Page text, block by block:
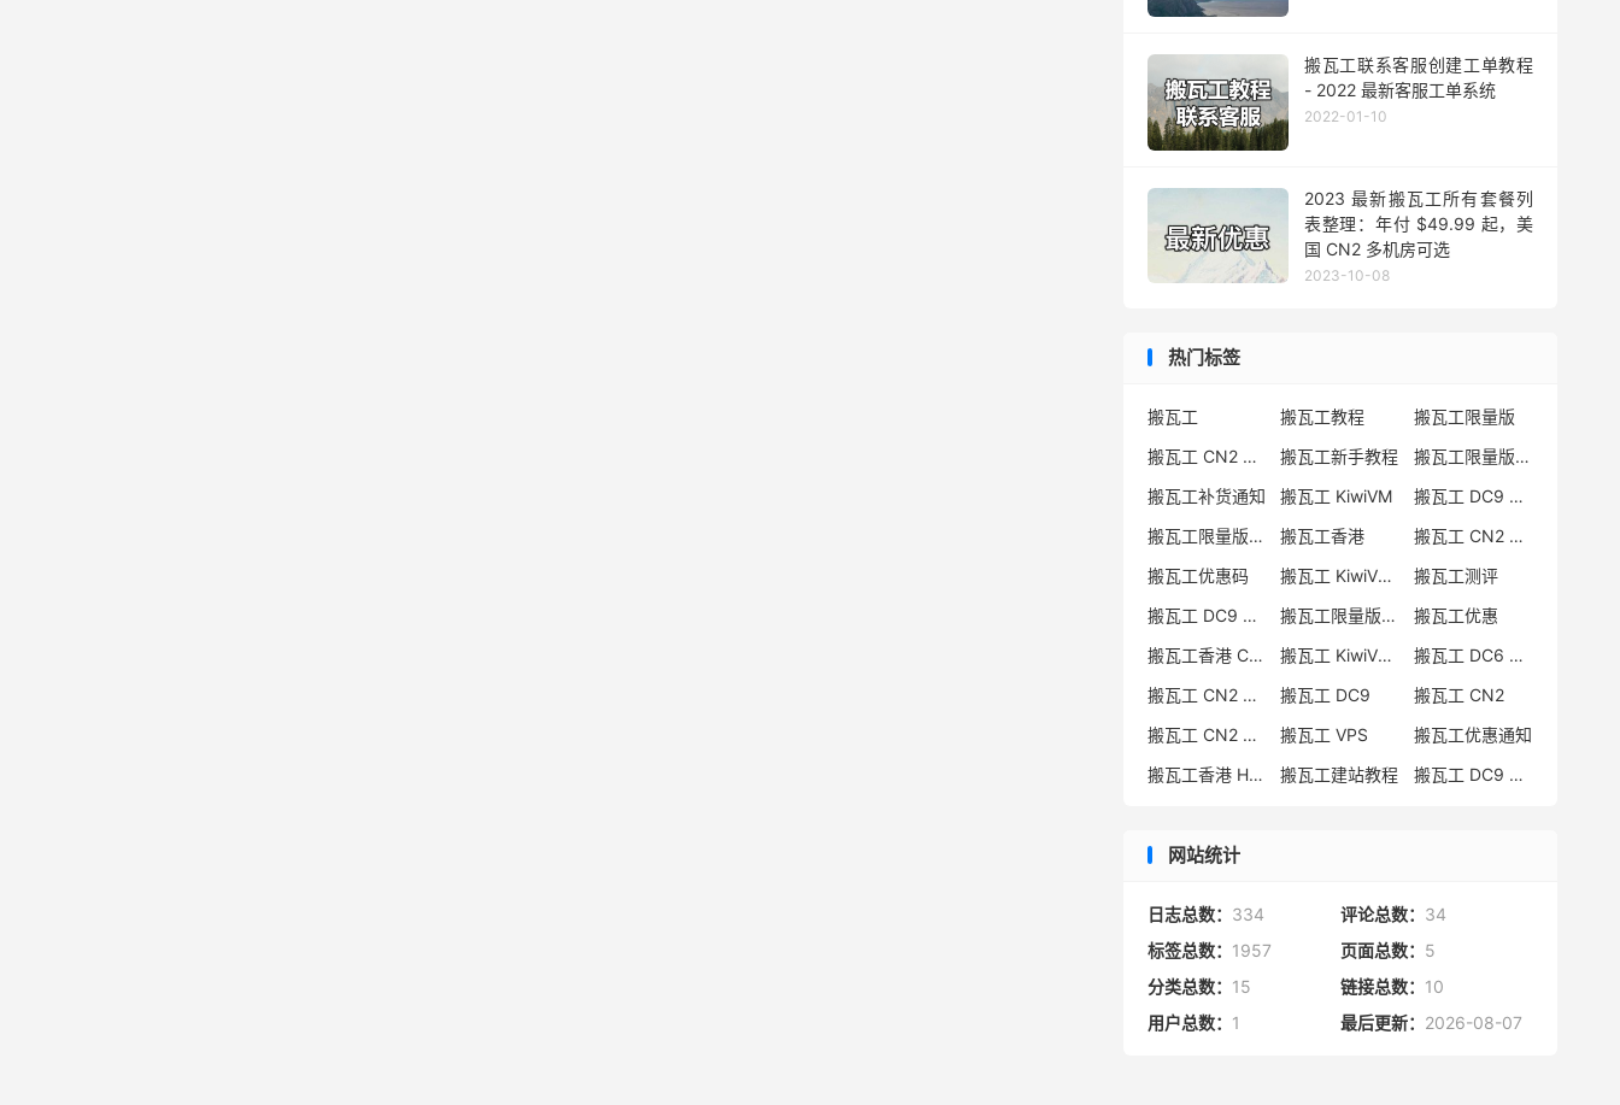
搬瓦工联系客服创建工单教程
- 2022 最新客服工单系统
2022-01-10
2023 最新搬瓦工所有套餐列
表整理：年付 $49.99 起，美
国 CN2 多机房可选
2023-10-08
热门标签
搬瓦工 搬瓦工教程
搬瓦工限量版
搬瓦工 CN2 GIA
搬瓦工新手教程
搬瓦工限量版套餐
搬瓦工补货通知
搬瓦工 KiwiVM
搬瓦工 DC9 CN2 GIA
搬瓦工限量版补货
搬瓦工香港
搬瓦工 CN2 GIA-E
搬瓦工优惠码
搬瓦工 KiwiVM 教程
搬瓦工测评
搬瓦工 DC9 CN2 GIA 限量版
搬瓦工限量版补货通知
搬瓦工优惠
搬瓦工香港 CN2 GIA
搬瓦工 KiwiVM 控制面板
搬瓦工 DC6 CN2 GIA-E
搬瓦工 CN2 GIA-E 限量版
搬瓦工 DC9
搬瓦工 CN2
搬瓦工 CN2 GIA 限量版
搬瓦工 VPS
搬瓦工优惠通知
搬瓦工香港 HK85
搬瓦工建站教程 搬瓦工 DC9 限量版
网站统计
日志总数： 334 评论总数： 34
标签总数： 1957 页面总数： 5
分类总数： 15 链接总数： 10
用户总数： 1 最后更新： 2026-08-07